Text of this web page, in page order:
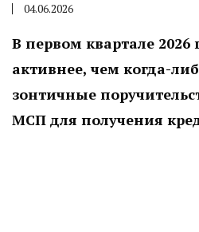
04.06.2026
В первом квартале 2026
активнее, чем когда-
зонтичные
МСП для получения